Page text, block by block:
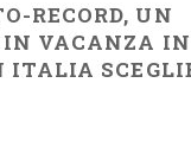
RECORD, UN
IN VACANZA IN
ITALIA